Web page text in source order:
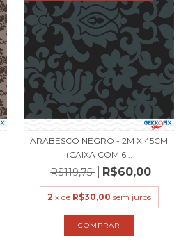
ARABESCO NEGRO - 2M X 45CM
(CAIXA COM 6...
R$119,75 R$60,00
2 x de R$30,00 sem juros